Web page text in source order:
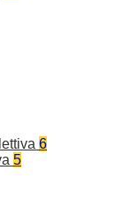
6
5